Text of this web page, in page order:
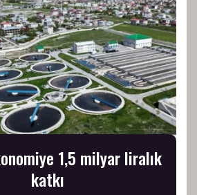
1,5 milyar liralık
katkı